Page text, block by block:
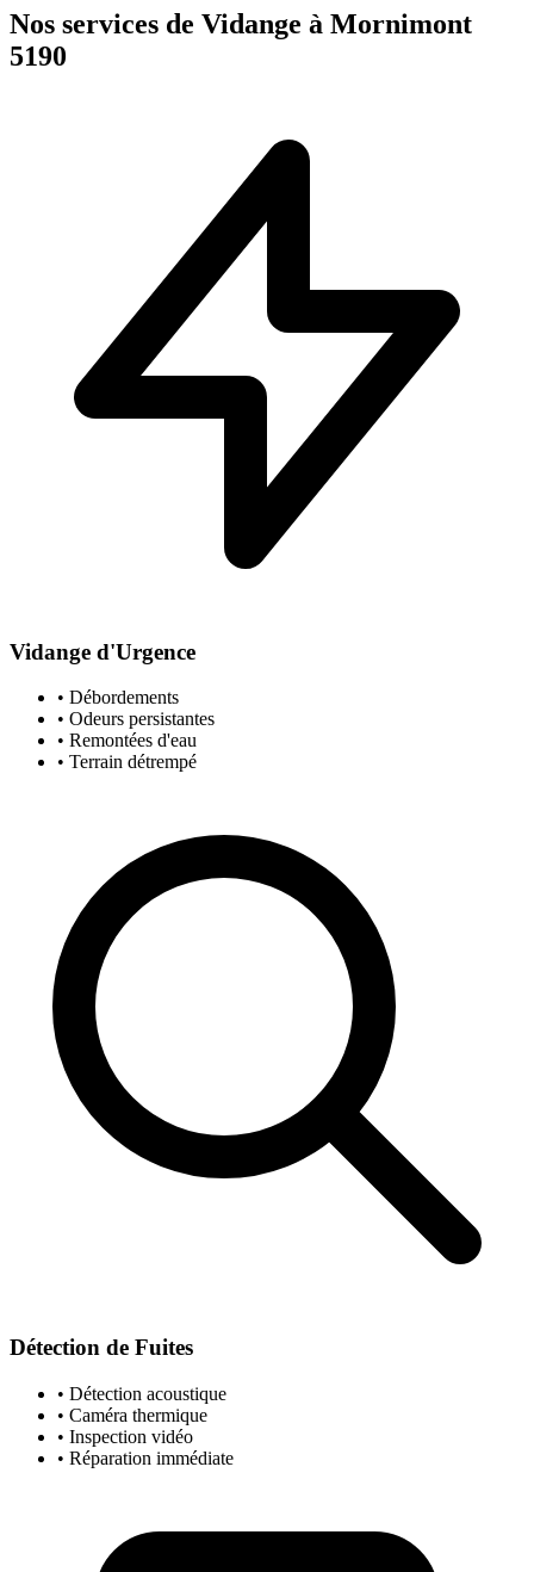
Nos services de Vidange à Mornimont
5190
Vidange d'Urgence
• Débordements
• Odeurs persistantes
• Remontées d'eau
• Terrain détrempé
Détection de Fuites
• Détection acoustique
• Caméra thermique
• Inspection vidéo
• Réparation immédiate